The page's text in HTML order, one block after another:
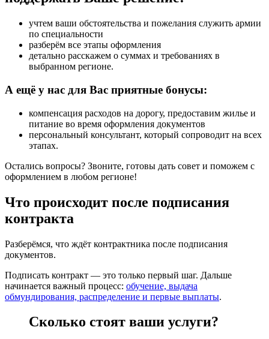
учтем ваши обстоятельства и пожелания служить армии
по специальности
разберём все этапы оформления
детально расскажем о cуммах и требованиях в
выбранном регионе.
А ещё у нас для Вас приятные бонусы:
компенсация расходов на дорогу, предоставим жилье и
питание во время оформления документов
персональный консультант, который сопроводит на всех
этапах.
Остались вопросы? Звоните, готовы дать совет и поможем с
оформлением в любом регионе!
Что происходит после подписания
контракта
Разберёмся, что ждёт контрактника после подписания
документов.
Подписать контракт — это только первый шаг. Дальше
начинается важный процесс: обучение, выдача
обмундирования, распределение и первые выплаты.
Сколько стоят ваши услуги?